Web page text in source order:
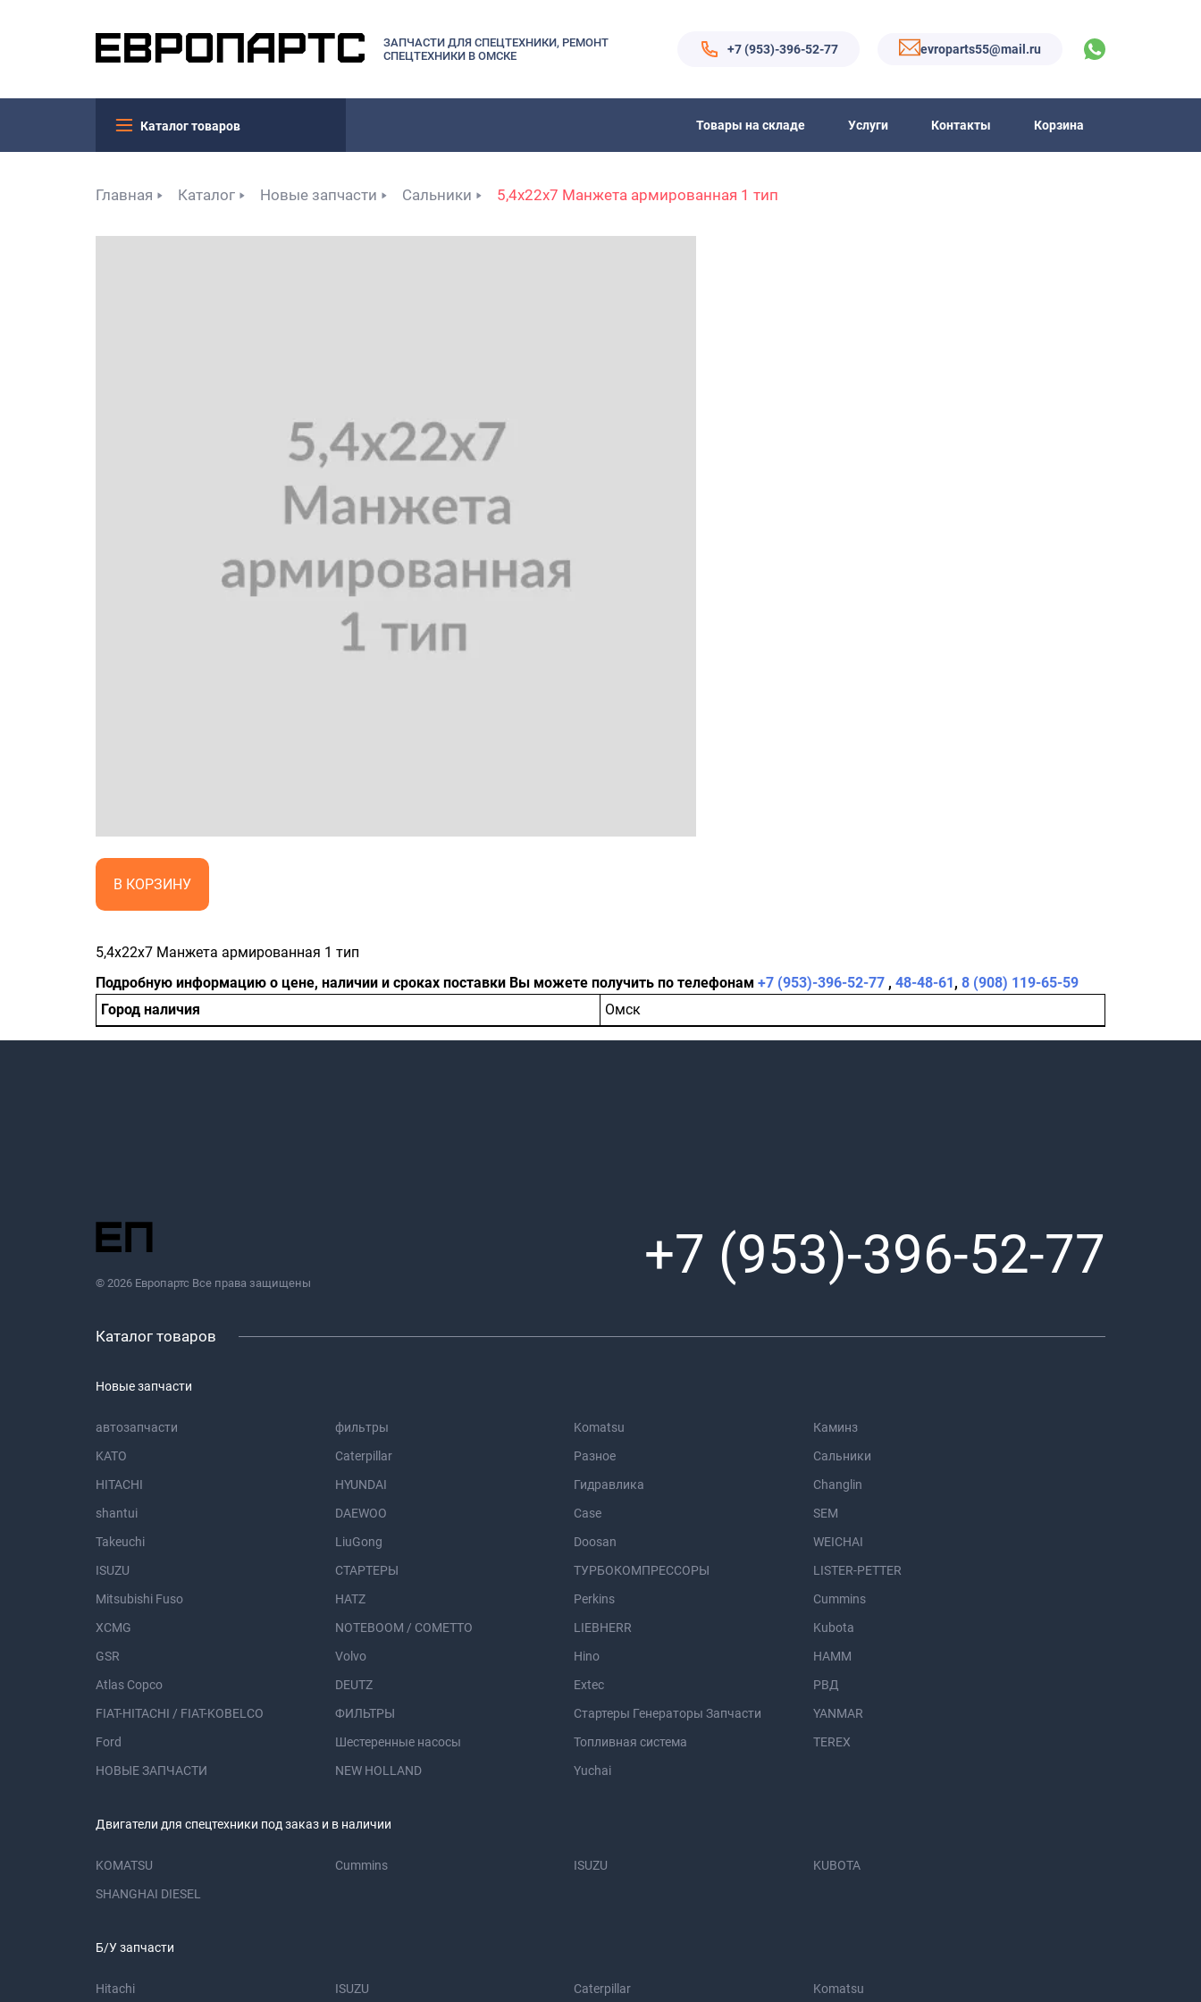
ЗАПЧАСТИ ДЛЯ СПЕЦТЕХНИКИ, РЕМОНТ
СПЕЦТЕХНИКИ В ОМСКЕ
+7 (953)-396-52-77 evroparts55@mail.ru
Каталог товаров Товары на складе Услуги Контакты Корзина
Главная Каталог Новые запчасти Сальники 5,4x22x7 Манжета армированная 1 тип
В КОРЗИНУ
5,4x22x7 Манжета армированная 1 тип
Подробную информацию о цене, наличии и сроках поставки Вы можете получить по телефонам +7 (953)-396-52-77 , 48-48-61, 8 (908) 119-65-59
Город наличия
Омск
© 2026 Европартс Все права защищены +7 (953)-396-52-77
Каталог товаров
Новые запчасти
автозапчасти фильтры Komatsu
Каминз
KATO
Caterpillar Разное
Сальники
HITACHI
HYUNDAI Гидравлика
Changlin
shantui
DAEWOO Case
SEM
Takeuchi
LiuGong Doosan
WEICHAI
ISUZU
СТАРТЕРЫ ТУРБОКОМПРЕССОРЫ
LISTER-PETTER
Mitsubishi Fuso
HATZ Perkins
Cummins
XCMG
NOTEBOOM / COMETTO LIEBHERR
Kubota
GSR
Volvo Hino
HAMM
Atlas Copco
DEUTZ Extec
РВД
FIAT-HITACHI / FIAT-KOBELCO
ФИЛЬТРЫ Стартеры Генераторы Запчасти
YANMAR
Ford
Шестеренные насосы Топливная система
TEREX
НОВЫЕ ЗАПЧАСТИ
NEW HOLLAND Yuchai
Двигатели для спецтехники под заказ и в наличии
KOMATSU Cummins ISUZU
KUBOTA
SHANGHAI DIESEL
Б/У запчасти
Hitachi ISUZU Caterpillar Komatsu